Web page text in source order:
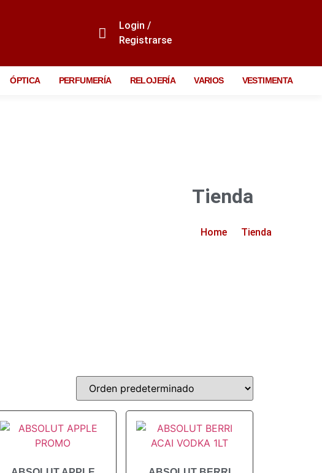
Login /
Registrarse
ÓPTICA PERFUMERÍA RELOJERÍA VARIOS VESTIMENTA
Tienda
Home Tienda